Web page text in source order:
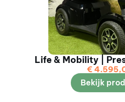
Life & Mobility |
€
Bekijk